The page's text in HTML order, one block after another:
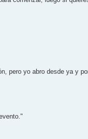
pero yo abro desde ya y